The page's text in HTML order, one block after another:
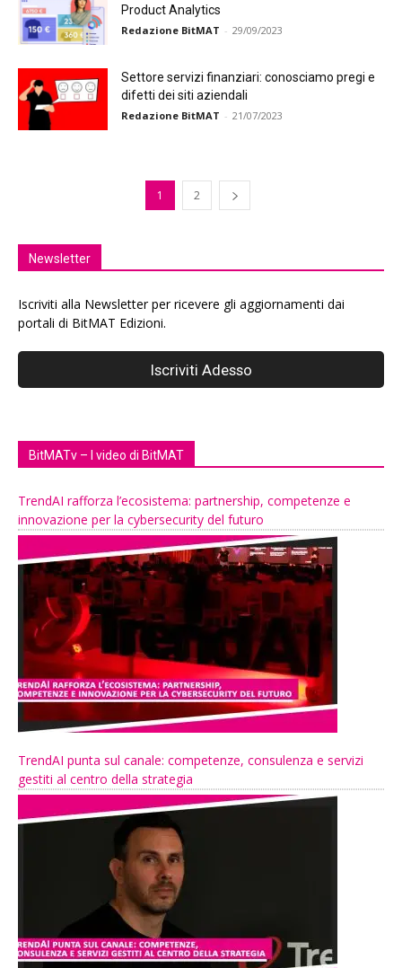
Product Analytics
Redazione BitMAT - 29/09/2023
Settore servizi finanziari: conosciamo pregi e
difetti dei siti aziendali
Redazione BitMAT - 21/07/2023
1 2
Newsletter
Iscriviti alla Newsletter per ricevere gli aggiornamenti dai
portali di BitMAT Edizioni.
BitMATv – I video di BitMAT
TrendAI rafforza l’ecosistema: partnership, competenze e
innovazione per la cybersecurity del futuro
TrendAI punta sul canale: competenze, consulenza e servizi
gestiti al centro della strategia